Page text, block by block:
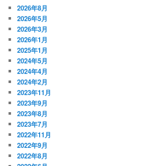
2026年8月
2026年5月
2026年3月
2026年1月
2025年1月
2024年5月
2024年4月
2024年2月
2023年11月
2023年9月
2023年8月
2023年7月
2022年11月
2022年9月
2022年8月